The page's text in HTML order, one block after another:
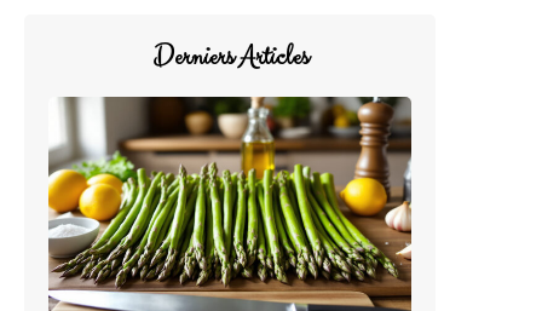
Derniers Articles